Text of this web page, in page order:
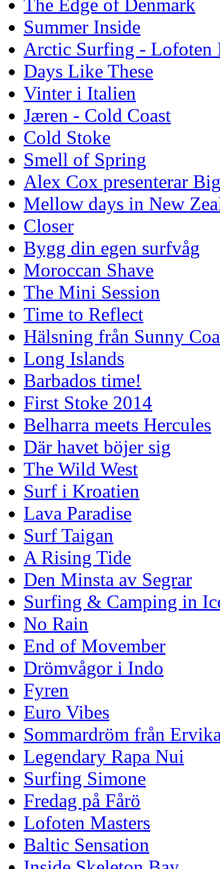
The Edge of Denmark
Summer Inside
Arctic Surfing - Lofoten
Days Like These
Vinter i Italien
Jæren - Cold Coast
Cold Stoke
Smell of Spring
Alex Cox presenterar
Mellow days in New
Closer
Bygg din egen surfvåg
Moroccan Shave
The Mini Session
Time to Reflect
Hälsning från Sunny
Long Islands
Barbados time!
First Stoke 2014
Belharra meets Hercules
Där havet böjer sig
The Wild West
Surf i Kroatien
Lava Paradise
Surf Taigan
A Rising Tide
Den Minsta av Segrar
Surfing & Camping in
No Rain
End of Movember
Drömvågor i Indo
Fyren
Euro Vibes
Sommardröm från
Legendary Rapa Nui
Surfing Simone
Fredag på Fårö
Lofoten Masters
Baltic Sensation